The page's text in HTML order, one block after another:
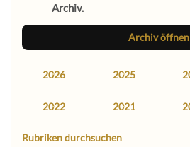
Archiv.
Archiv öffnen
2026 2025
2022 2021
Rubriken durchsuchen